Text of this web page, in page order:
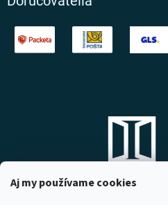
Aj my používame cookies